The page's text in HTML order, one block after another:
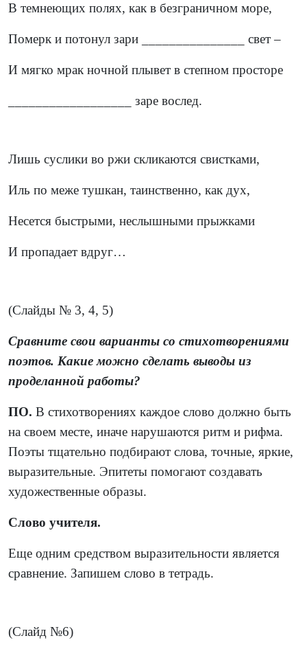
В темнеющих полях, как в безграничном море,
Померк и потонул зари _______________ свет –
И мягко мрак ночной плывет в степном просторе
__________________ заре вослед.
Лишь суслики во ржи скликаются свистками,
Иль по меже тушкан, таинственно, как дух,
Несется быстрыми, неслышными прыжками
И пропадает вдруг…
(Слайды № 3, 4, 5)
Сравните свои варианты со стихотворениями
поэтов. Какие можно сделать выводы из
проделанной работы?
ПО. В стихотворениях каждое слово должно быть
на своем месте, иначе нарушаются ритм и рифма.
Поэты тщательно подбирают слова, точные, яркие,
выразительные. Эпитеты помогают создавать
художественные образы.
Слово учителя.
Еще одним средством выразительности является
сравнение. Запишем слово в тетрадь.
(Слайд №6)